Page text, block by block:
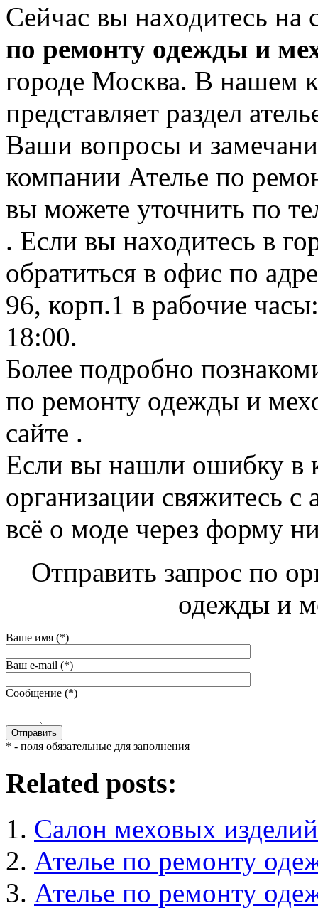
Сейчас вы находитесь на
по ремонту одежды и
городе Москва. В нашем
представляет раздел
Ваши вопросы и
компании Ателье по
вы можете уточнить по
. Если вы находитесь в
обратиться в офис по
96, корп.1 в рабочие
18:00.
Более подробно
по ремонту одежды и
сайте .
Если вы нашли ошибку в
организации свяжитесь
всё о моде через форму
Отправить запрос по
одежды и
Ваше имя (*)
Ваш e-mail (*)
Сообщение (*)
* - поля обязательные для заполнения
Related posts:
Салон меховых
Ателье по ремонту
Ателье по ремонту